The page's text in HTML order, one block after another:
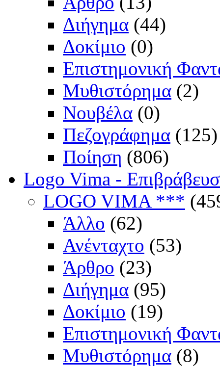
Διήγημα (44)
Δοκίμιο (0)
Επιστημονική
Μυθιστόρημα (2)
Νουβέλα (0)
Πεζογράφημα (125)
Ποίηση (806)
Logo Vima -
LOGO VIMA ***
Άλλο (62)
Ανένταχτο (53)
Άρθρο (23)
Διήγημα (95)
Δοκίμιο (19)
Επιστημονική
Μυθιστόρημα (8)